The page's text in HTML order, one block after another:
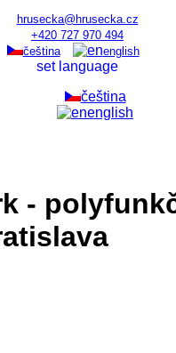
hrusecka@hrusecka.cz
+420 727 970 494
čeština
english
set language
čeština
english
-